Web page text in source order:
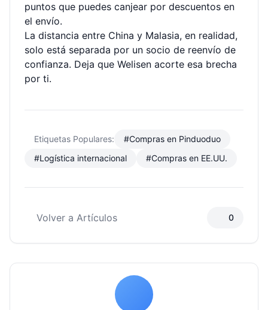
puntos que puedes canjear por descuentos en
el envío.
La distancia entre China y Malasia, en realidad,
solo está separada por un socio de reenvío de
confianza. Deja que Welisen acorte esa brecha
por ti.
Etiquetas Populares:
#Compras en Pinduoduo
#Logística internacional
#Compras en EE.UU.
Volver a Artículos 0